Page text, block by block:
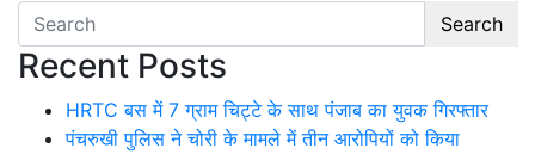
Search
Recent Posts
HRTC बस में 7 ग्राम चिट्टे के साथ पंजाब का युवक गिरफ्तार
पंचरुखी पुलिस ने चोरी के मामले में तीन आरोपियों को किया